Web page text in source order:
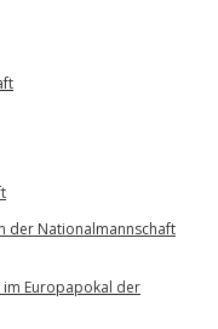
der Nationalmannschaft
im Europapokal der